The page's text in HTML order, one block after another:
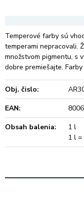
Temperové farby sú
temperami nepracovali.
množstvom pigmentu, s
dobre premiešajte.
Obj. čislo:
EAN:
Obsah balenia:
1 l
1 l =